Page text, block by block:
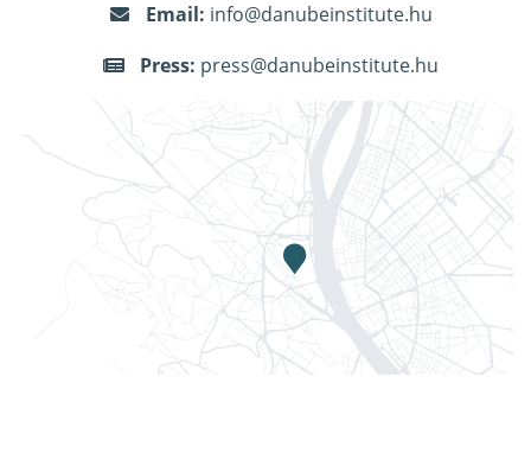
Email: info@danubeinstitute.hu
Press: press@danubeinstitute.hu